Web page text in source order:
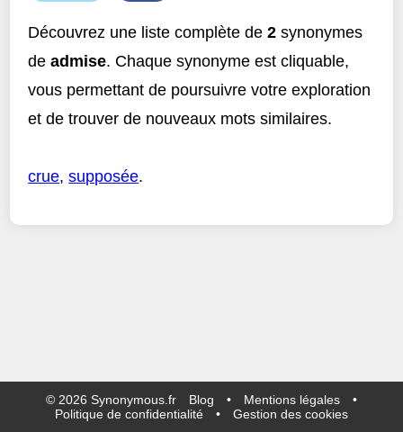
Découvrez une liste complète de2 synonymes
deadmise. Chaque synonyme est cliquable,
vous permettant de poursuivre votre exploration
et de trouver de nouveaux mots similaires.
crue,supposée.
© 2026 Synonymous.fr Blog • Mentions légales
•
Politique de confidentialité
• Gestion des cookies